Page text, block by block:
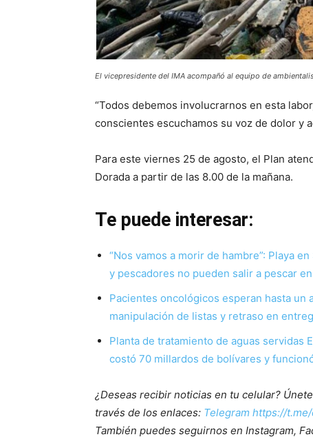
El vicepresidente del IMA acompañó al equipo de
“Todos debemos involucrarnos en esta
conscientes escuchamos su voz de dolor y
Para este viernes 25 de agosto, el Plan
Dorada a partir de las 8.00 de la mañana.
Te puede interesar:
“Nos vamos a morir de hambre”: Playa
y pescadores no pueden salir a pescar
Pacientes oncológicos esperan hasta un
manipulación de listas y retraso en
Planta de tratamiento de aguas servidas
costó 70 millardos de bolívares y
¿Deseas recibir noticias en tu celular?
través de los enlaces: Telegram https://
También puedes seguirnos en Instagram,